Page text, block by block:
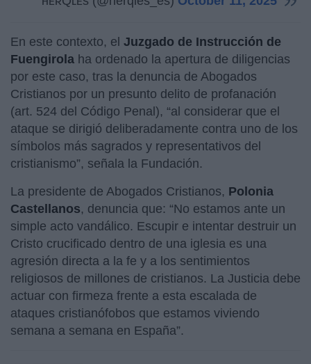
En este contexto, el Juzgado de Instrucción de
Fuengirola ha ordenado la apertura de diligencias
por este caso, tras la denuncia de Abogados
Cristianos por un presunto delito de profanación
(art. 524 del Código Penal), “al considerar que el
ataque se dirigió deliberadamente contra uno de los
símbolos más sagrados y representativos del
cristianismo”, señala la Fundación.
La presidente de Abogados Cristianos, Polonia
Castellanos, denuncia que: “No estamos ante un
simple acto vandálico. Escupir e intentar destruir un
Cristo crucificado dentro de una iglesia es una
agresión directa a la fe y a los sentimientos
religiosos de millones de cristianos. La Justicia debe
actuar con firmeza frente a esta escalada de
ataques cristianófobos que estamos viviendo
semana a semana en España”.